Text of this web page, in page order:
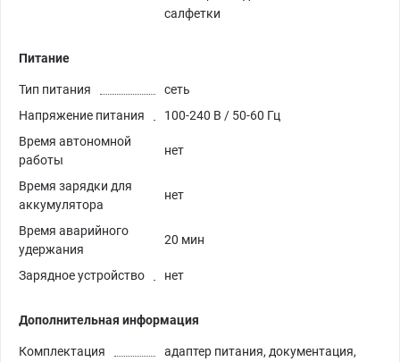
салфетки
Питание
Тип питания
сеть
Напряжение питания
100-240 В / 50-60 Гц
Время автономной
работы
нет
Время зарядки для
аккумулятора
нет
Время аварийного
удержания
20 мин
Зарядное устройство нет
Дополнительная информация
Комплектация
адаптер питания, документация,